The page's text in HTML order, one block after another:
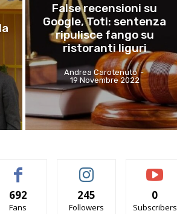
False recensioni su
Google, Toti: sentenza
ripulisce fango su
ristoranti liguri
Andrea Carotenuto -
19 Novembre 2022
692
Fans
245
Followers
0
Subscribers